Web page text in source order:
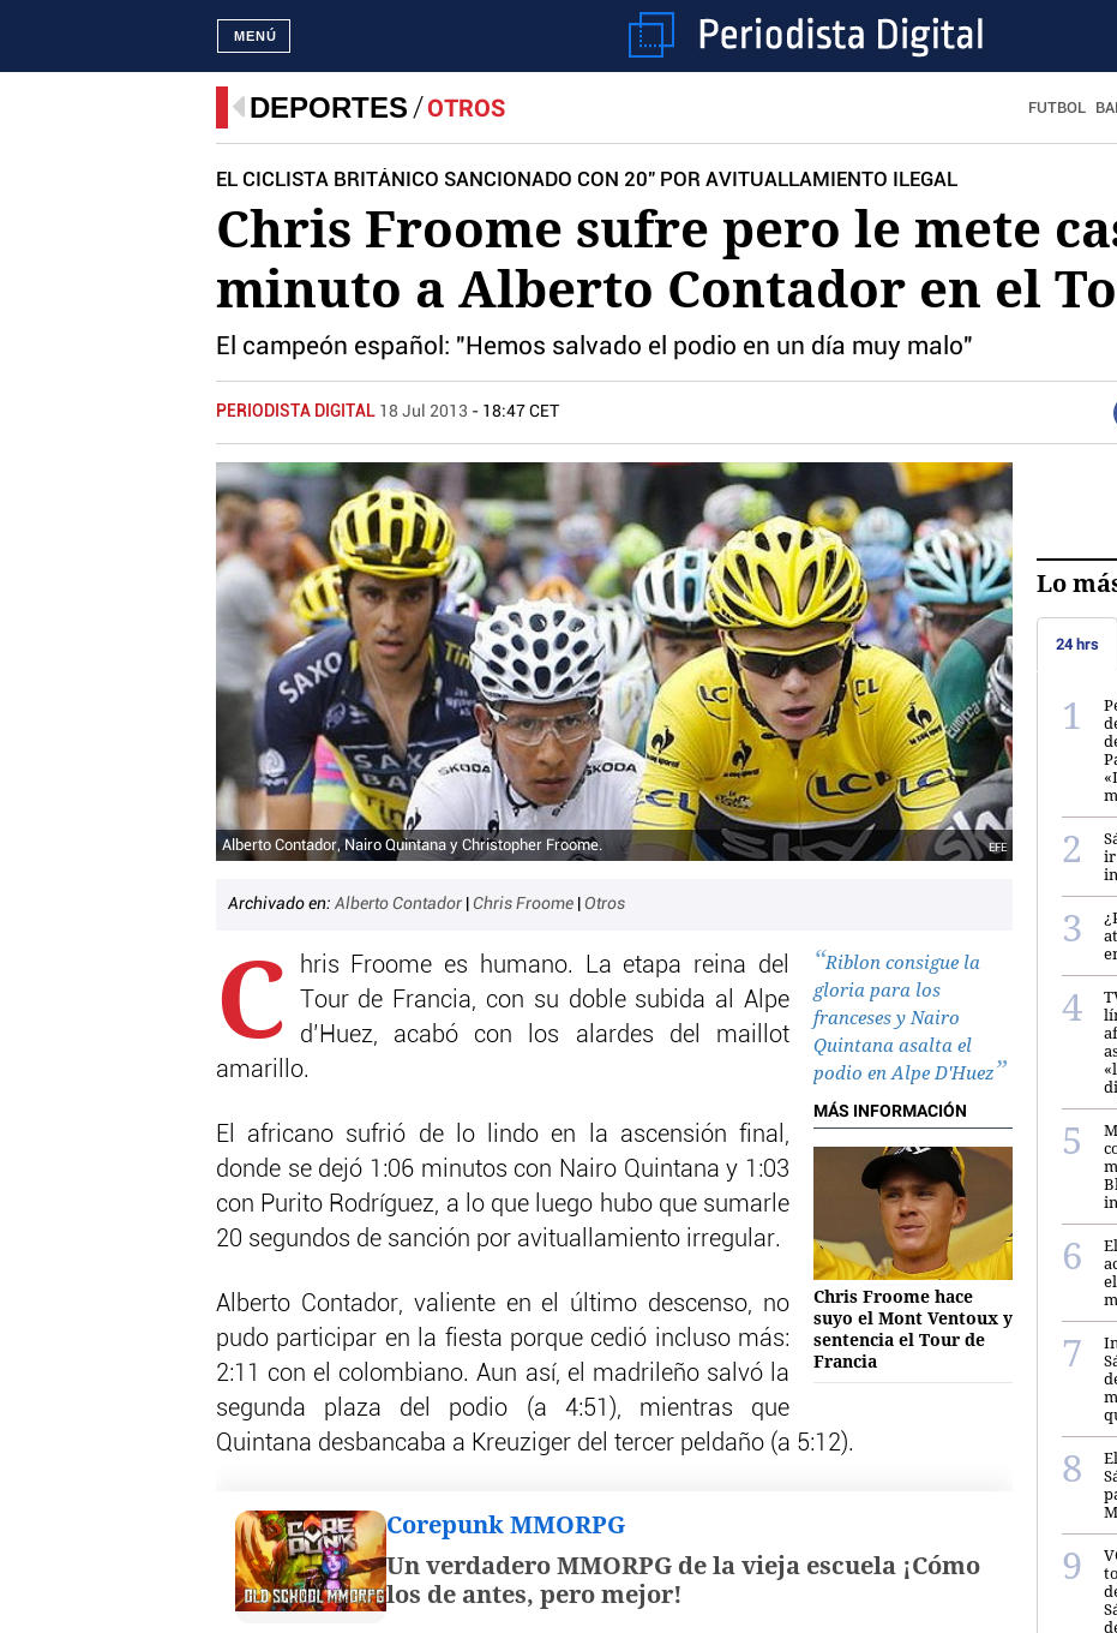
MENÚ
DEPORTES OTROS FUTBOL
EL CICLISTA BRITÁNICO SANCIONADO CON 20" POR AVITUALLAMIENTO ILEGAL
Chris Froome sufre pero le mete
minuto a Alberto Contador en el
El campeón español: "Hemos salvado el podio en un día muy malo"
PERIODISTA DIGITAL 18 Jul 2013 - 18:47 CET
Alberto Contador, Nairo Quintana y Christopher Froome. EFE
Archivado en: Alberto Contador Chris Froome Otros
Riblon consigue la
gloria para los
franceses y Nairo
Quintana asalta el
podio en Alpe D'Huez
MÁS INFORMACIÓN
Chris Froome hace
suyo el Mont Ventoux y
sentencia el Tour de
Francia
C
hris Froome es humano. La etapa reina del
Tour de Francia, con su doble subida al Alpe
d’Huez, acabó con los alardes del maillot
amarillo.
El africano sufrió de lo lindo en la ascensión final,
donde se dejó 1:06 minutos con Nairo Quintana y 1:03
con Purito Rodríguez, a lo que luego hubo que sumarle
20 segundos de sanción por avituallamiento irregular.
Alberto Contador, valiente en el último descenso, no
pudo participar en la fiesta porque cedió incluso más:
2:11 con el colombiano. Aun así, el madrileño salvó la
segunda plaza del podio (a 4:51), mientras que
Quintana desbancaba a Kreuziger del tercer peldaño (a 5:12).
Corepunk MMORPG
Un verdadero MMORPG de la vieja escuela ¡Cómo
los de antes, pero mejor!
Lo
24 hrs
ir